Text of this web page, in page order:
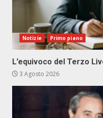
Notizie Primo piano
L’equivoco del Terzo
3 Agosto 2026